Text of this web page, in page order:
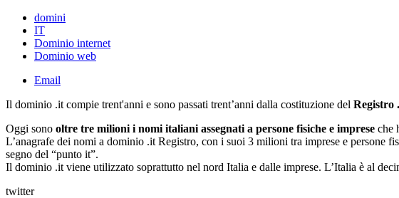
domini
IT
Dominio internet
Dominio web
Email
Il dominio .it compie trent'anni e sono passati trent’anni dalla costituzione del Registro
Oggi sono oltre tre milioni i nomi italiani assegnati a persone fisiche e imprese che
L’anagrafe dei nomi a dominio .it Registro, con i suoi 3 milioni tra imprese e persone
segno del “punto it”.
Il dominio .it viene utilizzato soprattutto nel nord Italia e dalle imprese. L’Italia è al
twitter